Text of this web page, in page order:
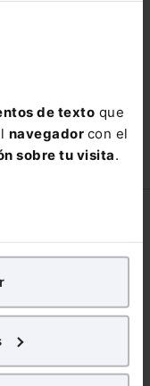
de texto que
navegador con el
sobre tu visita.
experienciaen
publicitarios,
de tu
no pierdas
tu acceso
COMPRAR